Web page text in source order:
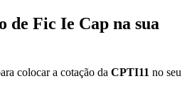
de Fic Ie Cap na sua
colocar a cotação da CPTI11 no seu